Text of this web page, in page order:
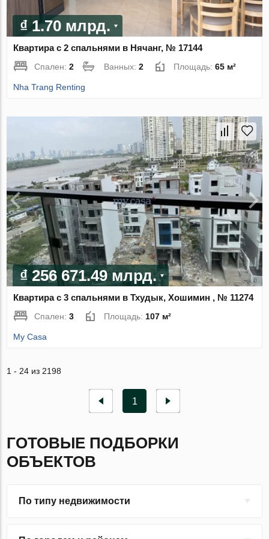
₫ 1.70 млрд.
Квартира с 2 спальнями в Нячанг, № 17144
Спален:2 Ванных:2 Площадь:65 м²
Nha Trang Renting
₫ 256 671.49 млрд.
Квартира с 3 спальнями в Тхудык, Хошимин , № 11274
Спален:3 Площадь:107 м²
My Casa
1 - 24 из 2198
1
ГОТОВЫЕ ПОДБОРКИ
ОБЪЕКТОВ
По типу недвижимости